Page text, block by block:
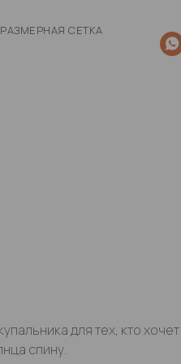
РАЗМЕРНАЯ СЕТКА
для тех, кто
спину.